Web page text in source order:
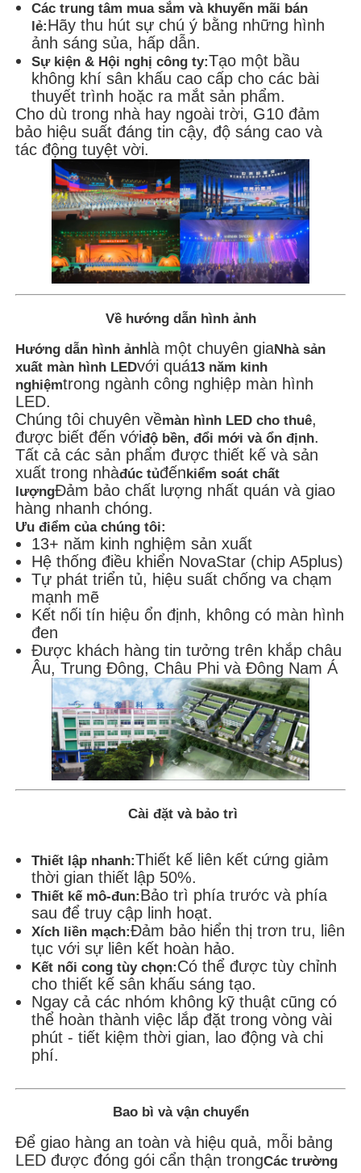
Các trung tâm mua sắm và khuyến mãi bán
lẻ:Hãy thu hút sự chú ý bằng những hình
ảnh sáng sủa, hấp dẫn.
Sự kiện & Hội nghị công ty:Tạo một bầu
không khí sân khấu cao cấp cho các bài
thuyết trình hoặc ra mắt sản phẩm.
Cho dù trong nhà hay ngoài trời, G10 đảm
bảo hiệu suất đáng tin cậy, độ sáng cao và
tác động tuyệt vời.
Về hướng dẫn hình ảnh
Hướng dẫn hình ảnh là một chuyên giaNhà sản
xuất màn hình LEDvới quá13 năm kinh
nghiệmtrong ngành công nghiệp màn hình
LED.
Chúng tôi chuyên vềmàn hình LED cho thuê,
được biết đến vớiđộ bền, đổi mới và ổn định.
Tất cả các sản phẩm được thiết kế và sản
xuất trong nhàđúc tủđến kiểm soát chất
lượngĐảm bảo chất lượng nhất quán và giao
hàng nhanh chóng.
Ưu điểm của chúng tôi:
13+ năm kinh nghiệm sản xuất
Hệ thống điều khiển NovaStar (chip A5plus)
Tự phát triển tủ, hiệu suất chống va chạm
mạnh mẽ
Kết nối tín hiệu ổn định, không có màn hình
đen
Được khách hàng tin tưởng trên khắp châu
Âu, Trung Đông, Châu Phi và Đông Nam Á
Cài đặt và bảo trì
Thiết lập nhanh:Thiết kế liên kết cứng giảm
thời gian thiết lập 50%.
Thiết kế mô-đun:Bảo trì phía trước và phía
sau để truy cập linh hoạt.
Xích liền mạch:Đảm bảo hiển thị trơn tru, liên
tục với sự liên kết hoàn hảo.
Kết nối cong tùy chọn:Có thể được tùy chỉnh
cho thiết kế sân khấu sáng tạo.
Ngay cả các nhóm không kỹ thuật cũng có
thể hoàn thành việc lắp đặt trong vòng vài
phút - tiết kiệm thời gian, lao động và chi
phí.
Bao bì và vận chuyển
Để giao hàng an toàn và hiệu quả, mỗi bảng
LED được đóng gói cẩn thận trongCác trường